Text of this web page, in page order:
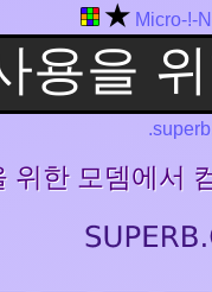
★ Micro-!-
한 모뎀에서